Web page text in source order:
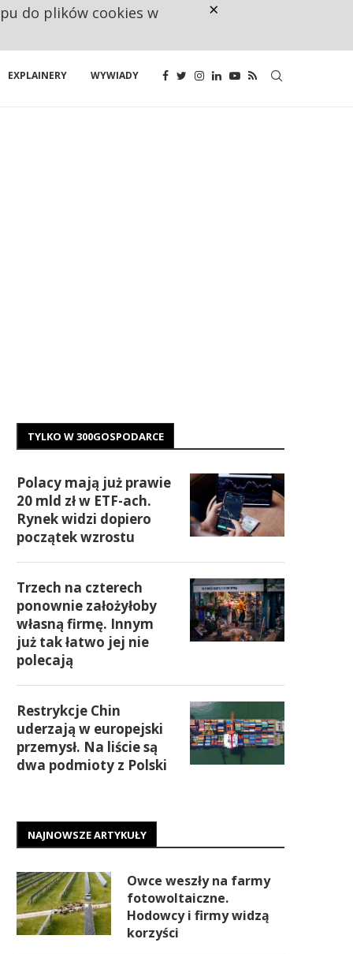
EXPLAINERY WYWIADY
TYLKO W 300GOSPODARCE
Polacy mają już prawie
20 mld zł w ETF-ach.
Rynek widzi dopiero
początek wzrostu
Trzech na czterech
ponownie założyłoby
własną firmę. Innym
już tak łatwo jej nie
polecają
Restrykcje Chin
uderzają w europejski
przemysł. Na liście są
dwa podmioty z Polski
NAJNOWSZE ARTYKUŁY
Owce weszły na farmy
fotowoltaiczne.
Hodowcy i firmy widzą
korzyści
do plików cookies w ×